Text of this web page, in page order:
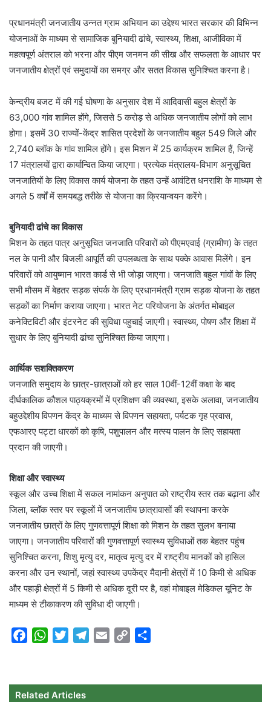
प्रधानमंत्री जनजातीय उन्नत ग्राम अभियान का उद्देश्य भारत सरकार की विभिन्न
योजनाओं के माध्यम से सामाजिक बुनियादी ढांचे, स्वास्थ्य, शिक्षा, आजीविका में
महत्वपूर्ण अंतराल को भरना और पीएम जनमन की सीख और सफलता के आधार पर
जनजातीय क्षेत्रों एवं समुदायों का समग्र और सतत विकास सुनिश्चित करना है।
केन्द्रीय बजट में की गई घोषणा के अनुसार देश में आदिवासी बहुल क्षेत्रों के
63,000 गांव शामिल होंगे, जिससे 5 करोड़ से अधिक जनजातीय लोगों को लाभ
होगा। इसमें 30 राज्यों-केंद्र शासित प्रदेशों के जनजातीय बहुल 549 जिले और
2,740 ब्लॉक के गांव शामिल होंगे। इस मिशन में 25 कार्यक्रम शामिल हैं, जिन्हें
17 मंत्रालयों द्वारा कार्यान्वित किया जाएगा। प्रत्येक मंत्रालय-विभाग अनुसूचित
जनजातियों के लिए विकास कार्य योजना के तहत उन्हें आवंटित धनराशि के माध्यम से
अगले 5 वर्षों में समयबद्ध तरीके से योजना का क्रियान्वयन करेंगे।
बुनियादी ढांचे का विकास
मिशन के तहत पात्र अनुसूचित जनजाति परिवारों को पीएमएवाई (ग्रामीण) के तहत
नल के पानी और बिजली आपूर्ति की उपलब्धता के साथ पक्के आवास मिलेंगे। इन
परिवारों को आयुष्मान भारत कार्ड से भी जोड़ा जाएगा। जनजाति बहुल गांवों के लिए
सभी मौसम में बेहतर सड़क संपर्क के लिए प्रधानमंत्री ग्राम सड़क योजना के तहत
सड़कों का निर्माण कराया जाएगा। भारत नेट परियोजना के अंतर्गत मोबाइल
कनेक्टिविटी और इंटरनेट की सुविधा पहुचाई जाएगी। स्वास्थ्य, पोषण और शिक्षा में
सुधार के लिए बुनियादी ढांचा सुनिश्चित किया जाएगा।
आर्थिक सशक्तिकरण
जनजाति समुदाय के छात्र-छात्राओं को हर साल 10वीं-12वीं कक्षा के बाद
दीर्घकालिक कौशल पाठ्यक्रमों में प्रशिक्षण की व्यवस्था, इसके अलावा, जनजातीय
बहुउद्देशीय विपणन केंद्र के माध्यम से विपणन सहायता, पर्यटक गृह प्रवास,
एफआरए पट्टा धारकों को कृषि, पशुपालन और मत्स्य पालन के लिए सहायता
प्रदान की जाएगी।
शिक्षा और स्वास्थ्य
स्कूल और उच्च शिक्षा में सकल नामांकन अनुपात को राष्ट्रीय स्तर तक बढ़ाना और
जिला, ब्लॉक स्तर पर स्कूलों में जनजातीय छात्रावासों की स्थापना करके
जनजातीय छात्रों के लिए गुणवत्तापूर्ण शिक्षा को मिशन के तहत सुलभ बनाया
जाएगा। जनजातीय परिवारों की गुणवत्तापूर्ण स्वास्थ्य सुविधाओं तक बेहतर पहुंच
सुनिश्चित करना, शिशु मृत्यु दर, मातृत्व मृत्यु दर में राष्ट्रीय मानकों को हासिल
करना और उन स्थानों, जहां स्वास्थ्य उपकेंद्र मैदानी क्षेत्रों में 10 किमी से अधिक
और पहाड़ी क्षेत्रों में 5 किमी से अधिक दूरी पर है, वहां मोबाइल मेडिकल यूनिट के
माध्यम से टीकाकरण की सुविधा दी जाएगी।
e
b
W
t
s
t
t
e
i
y
r
Related Articles